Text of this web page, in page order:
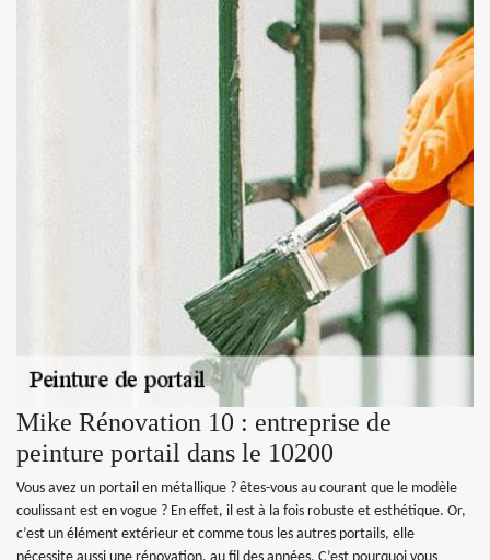
Mike Rénovation 10 : entreprise de
peinture portail dans le 10200
Vous avez un portail en métallique ? êtes-vous au courant que le modèle
coulissant est en vogue ? En effet, il est à la fois robuste et esthétique. Or,
c’est un élément extérieur et comme tous les autres portails, elle